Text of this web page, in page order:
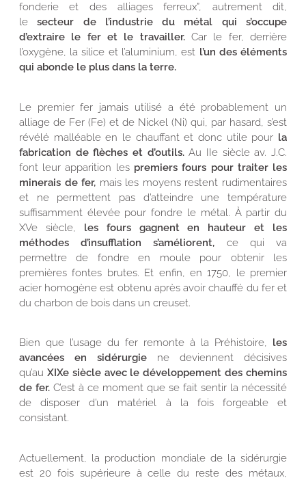
fonderie et des alliages ferreux”, autrement dit,
lesecteur de l’industrie du métal qui s’occupe
d’extraire le fer et le travailler.Car le fer, derrière
l’oxygène, la silice et l’aluminium, est l’un des éléments
qui abonde le plus dans la terre.
Le premier fer jamais utilisé a été probablement un
alliage de Fer (Fe) et de Nickel (Ni) qui, par hasard, s’est
révélé malléable en le chauffant et donc utile pour la
fabrication de flèches et d’outils.Au IIe siècle av. J.C.
font leur apparition les premiers fours pour traiter les
minerais de fer, mais les moyens restent rudimentaires
et ne permettent pas d’atteindre une température
suffisamment élevée pour fondre le métal. À partir du
XVe siècle, les fours gagnent en hauteur et les
méthodes d’insufflation s’améliorent, ce qui va
permettre de fondre en moule pour obtenir les
premières fontes brutes. Et enfin, en 1750, le premier
acier homogène est obtenu après avoir chauffé du fer et
du charbon de bois dans un creuset.
Bien que l’usage du fer remonte à la Préhistoire, les
avancées en sidérurgiene deviennent décisives
qu’au XIXe siècle avec le développement des chemins
de fer.C’est à ce moment que se fait sentir la nécessité
de disposer d’un matériel à la fois forgeable et
consistant.
Actuellement, la production mondiale de la sidérurgie
est 20 fois supérieure à celle du reste des métaux,